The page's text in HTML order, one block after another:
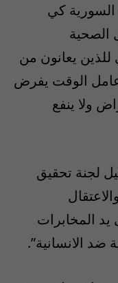
السورية كي
الصحية
للذين يعانون من
الوقت يفرض
ولا ينفع
لجنة تحقيق
يد المخابرات
ضد الانسانية”.